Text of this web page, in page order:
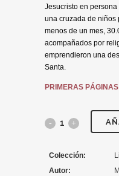
Jesucristo en
una cruzada de niños
menos de un mes,
acompañados por
emprendieron una
Santa.
PRIMERAS
Colección:
Autor: